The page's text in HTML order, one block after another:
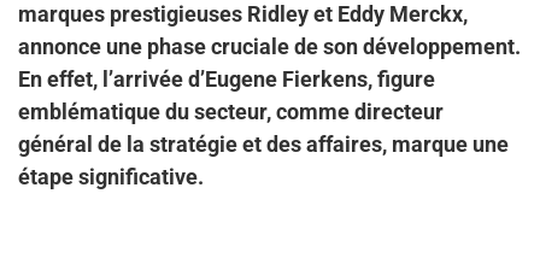
marques prestigieuses Ridley et Eddy Merckx,
annonce une phase cruciale de son développement.
En effet, l’arrivée d’Eugene Fierkens, figure
emblématique du secteur, comme directeur
général de la stratégie et des affaires, marque une
étape significative.